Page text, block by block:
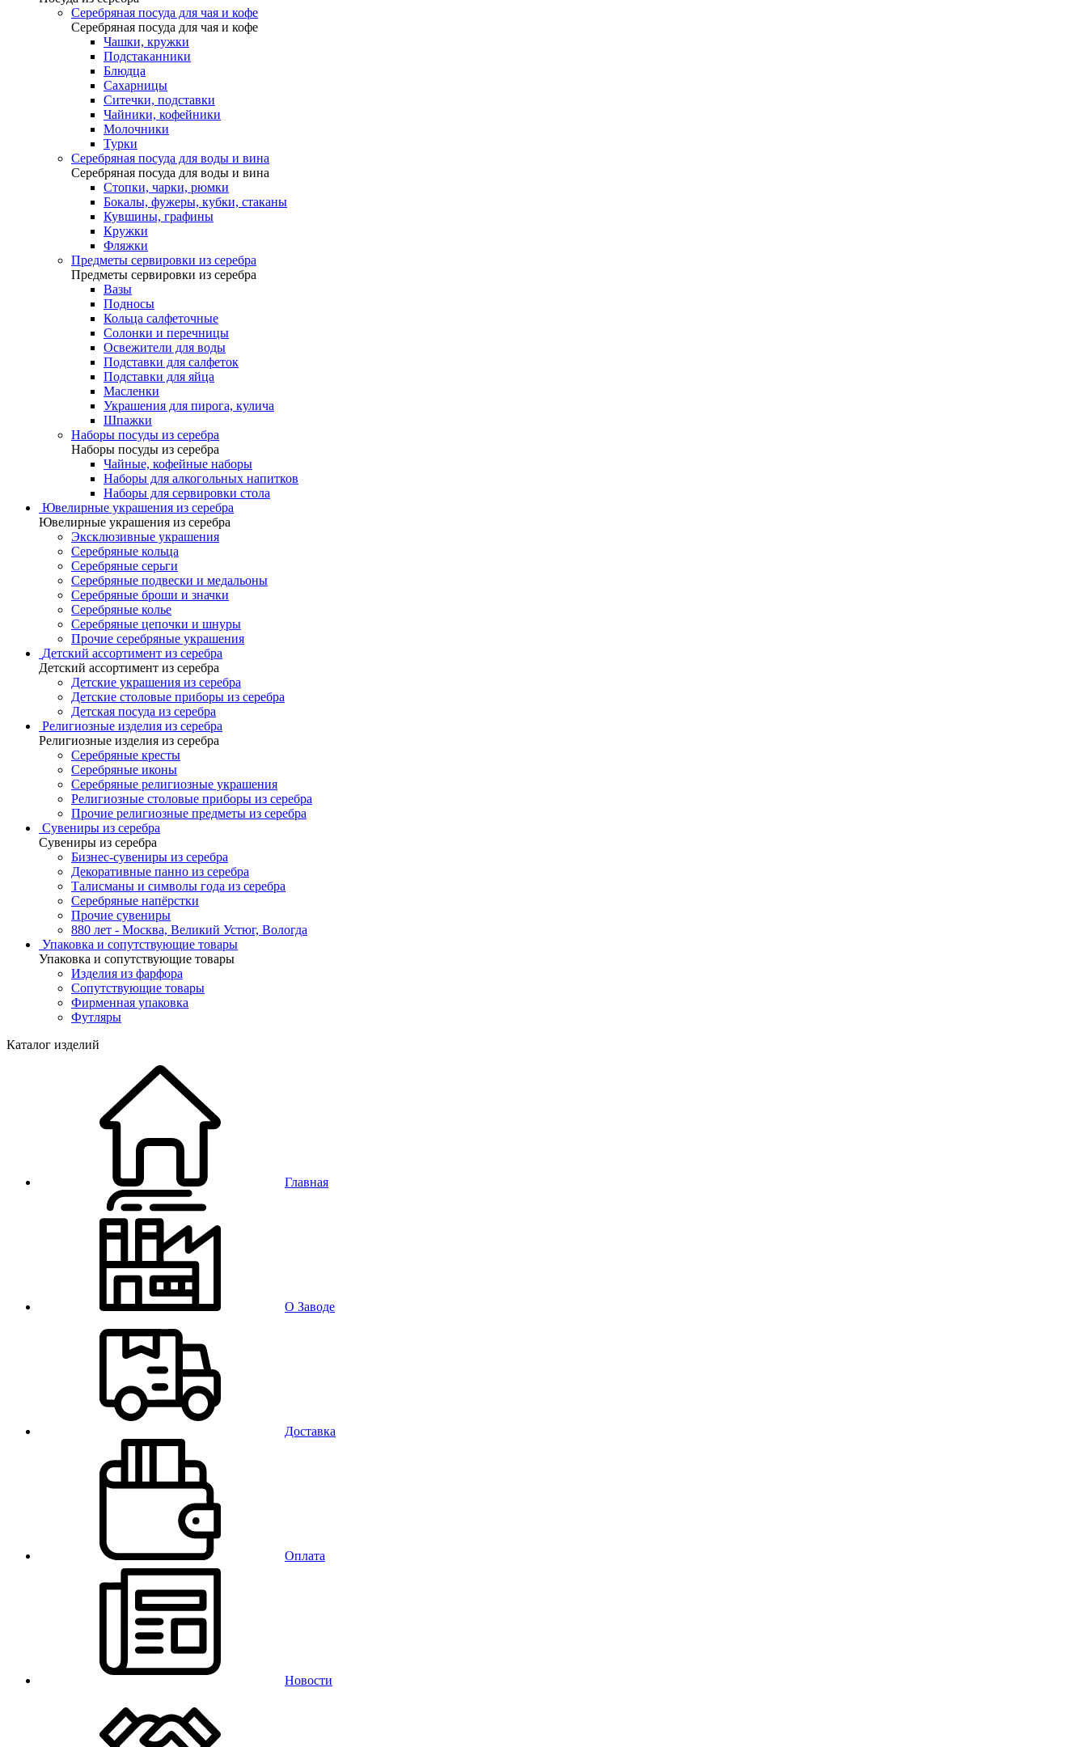
Серебряная посуда для чая и кофе
Серебряная посуда для чая и кофе
Чашки, кружки
Подстаканники
Блюдца
Сахарницы
Ситечки, подставки
Чайники, кофейники
Молочники
Турки
Серебряная посуда для воды и вина
Серебряная посуда для воды и вина
Стопки, чарки, рюмки
Бокалы, фужеры, кубки, стаканы
Кувшины, графины
Кружки
Фляжки
Предметы сервировки из серебра
Предметы сервировки из серебра
Вазы
Подносы
Кольца салфеточные
Солонки и перечницы
Освежители для воды
Подставки для салфеток
Подставки для яйца
Масленки
Украшения для пирога, кулича
Шпажки
Наборы посуды из серебра
Наборы посуды из серебра
Чайные, кофейные наборы
Наборы для алкогольных напитков
Наборы для сервировки стола
Ювелирные украшения из серебра
Ювелирные украшения из серебра
Эксклюзивные украшения
Серебряные кольца
Серебряные серьги
Серебряные подвески и медальоны
Серебряные броши и значки
Серебряные колье
Серебряные цепочки и шнуры
Прочие серебряные украшения
Детский ассортимент из серебра
Детский ассортимент из серебра
Детские украшения из серебра
Детские столовые приборы из серебра
Детская посуда из серебра
Религиозные изделия из серебра
Религиозные изделия из серебра
Серебряные кресты
Серебряные иконы
Серебряные религиозные украшения
Религиозные столовые приборы из серебра
Прочие религиозные предметы из серебра
Сувениры из серебра
Сувениры из серебра
Бизнес-сувениры из серебра
Декоративные панно из серебра
Талисманы и символы года из серебра
Серебряные напёрстки
Прочие сувениры
880 лет - Москва, Великий Устюг, Вологда
Упаковка и сопутствующие товары
Упаковка и сопутствующие товары
Изделия из фарфора
Сопутствующие товары
Фирменная упаковка
Футляры
Каталог изделий
Главная
О Заводе
Доставка
Оплата
Новости